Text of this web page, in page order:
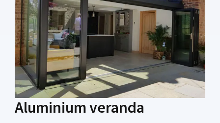
Aluminium veranda